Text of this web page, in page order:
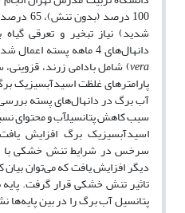
دانهال‌های 4 ماهه پسته اعمال شدند. پایه‌های پسته اهلی (
vera) شامل بادامی زرند،
پارامترهای غلظت اسیدآبسیزیک
آب برگ در دانهال‌های پسته
سبب کاهش پتانسیلآب و محتوای
اسیدآبسیزیک برگ افزایش
سرخس در شرایط تنش خشکی با
دیگر افزایش یافت که می‌توان
تاثیر تنش خشکی قرار گرفت.
پتانسیل آب برگ را در بین پایه‌ها